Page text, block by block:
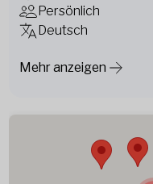
Persönlich
Deutsch
Mehr anzeigen